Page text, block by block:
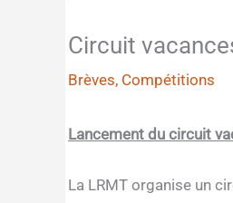
Circuit
Brèves, Compétitions
Lancement du circuit
La LRMT organise un